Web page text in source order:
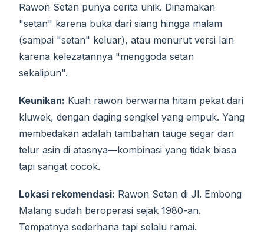
Rawon Setan punya cerita unik. Dinamakan
"setan" karena buka dari siang hingga malam
(sampai "setan" keluar), atau menurut versi lain
karena kelezatannya "menggoda setan
sekalipun".
Keunikan: Kuah rawon berwarna hitam pekat dari
kluwek, dengan daging sengkel yang empuk. Yang
membedakan adalah tambahan tauge segar dan
telur asin di atasnya—kombinasi yang tidak biasa
tapi sangat cocok.
Lokasi rekomendasi: Rawon Setan di Jl. Embong
Malang sudah beroperasi sejak 1980-an.
Tempatnya sederhana tapi selalu ramai.